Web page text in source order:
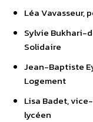
Léa Vavasseur,
Sylvie Bukhari-
Solidaire
Jean-Baptiste
Logement
Lisa Badet,
lycéen